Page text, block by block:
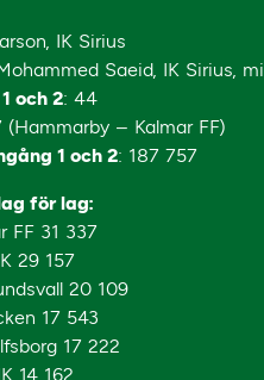
IK Sirius
Saeid, IK Sirius,
och 2: 44
(Hammarby – Kalmar FF)
1 och 2: 187 757
för lag:
FF 31 337
29 157
20 109
17 543
17 222
14 162